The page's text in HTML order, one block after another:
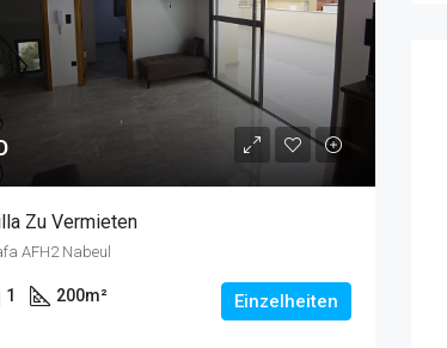
Zu Vermieten
AFH2 Nabeul
1 200m² Einzelheiten